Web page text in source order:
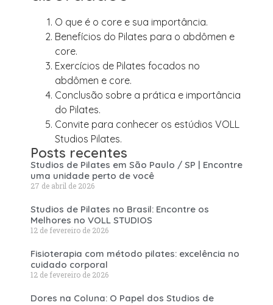
O que é o core e sua importância.
Benefícios do Pilates para o abdômen e
core.
Exercícios de Pilates focados no
abdômen e core.
Conclusão sobre a prática e importância
do Pilates.
Convite para conhecer os estúdios VOLL
Studios Pilates.
Posts recentes
Studios de Pilates em São Paulo / SP | Encontre
uma unidade perto de você
27 de abril de 2026
Studios de Pilates no Brasil: Encontre os
Melhores no VOLL STUDIOS
12 de fevereiro de 2026
Fisioterapia com método pilates: excelência no
cuidado corporal
12 de fevereiro de 2026
Dores na Coluna: O Papel dos Studios de